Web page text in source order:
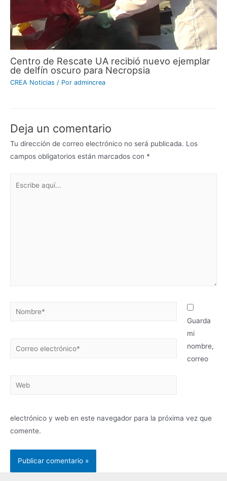
Centro de Rescate UA recibió nuevo ejemplar
de delfín oscuro para Necropsia
CREA Noticias / Por admincrea
Deja un comentario
Tu dirección de correo electrónico no será publicada. Los
campos obligatorios están marcados con *
Guarda
mi
nombre,
correo
electrónico y web en este navegador para la próxima vez que
comente.